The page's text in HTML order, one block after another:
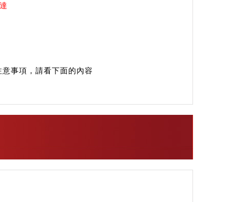
事項，請看下面的內容